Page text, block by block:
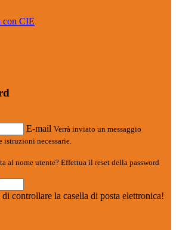
con CIE
E-mail Verrà inviato un messaggio
necessarie.
al nome utente? Effettua il reset della password
controllare la casella di posta elettronica!